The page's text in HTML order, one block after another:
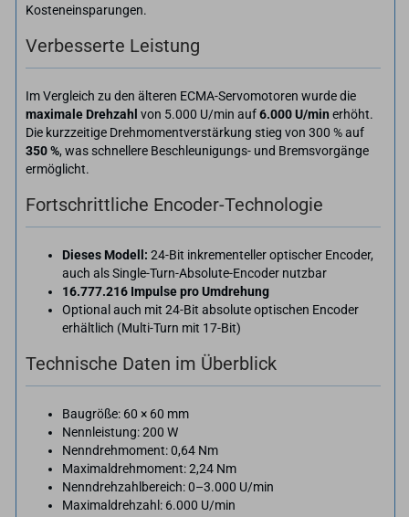
Kosteneinsparungen.
Verbesserte Leistung
Im Vergleich zu den älteren ECMA-Servomotoren wurde die
maximale Drehzahl von 5.000 U/min auf6.000 U/min erhöht.
Die kurzzeitige Drehmomentverstärkung stieg von 300 % auf
350 %, was schnellere Beschleunigungs- und Bremsvorgänge
ermöglicht.
Fortschrittliche Encoder-Technologie
Dieses Modell: 24-Bit inkrementeller optischer Encoder,
auch als Single-Turn-Absolute-Encoder nutzbar
16.777.216 Impulse pro Umdrehung
Optional auch mit 24-Bit absolute optischen Encoder
erhältlich (Multi-Turn mit 17-Bit)
Technische Daten im Überblick
Baugröße: 60 × 60 mm
Nennleistung: 200 W
Nenndrehmoment: 0,64 Nm
Maximaldrehmoment: 2,24 Nm
Nenndrehzahlbereich: 0–3.000 U/min
Maximaldrehzahl: 6.000 U/min